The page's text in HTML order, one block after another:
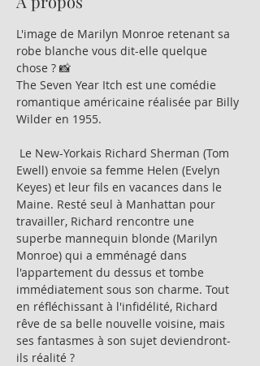
L'image de Marilyn Monroe retenant sa
robe blanche vous dit-elle quelque
chose ? 📸
The Seven Year Itch est une comédie
romantique américaine réalisée par Billy
Wilder en 1955.
Le New-Yorkais Richard Sherman (Tom
Ewell) envoie sa femme Helen (Evelyn
Keyes) et leur fils en vacances dans le
Maine. Resté seul à Manhattan pour
travailler, Richard rencontre une
superbe mannequin blonde (Marilyn
Monroe) qui a emménagé dans
l'appartement du dessus et tombe
immédiatement sous son charme. Tout
en réfléchissant à l'infidélité, Richard
rêve de sa belle nouvelle voisine, mais
ses fantasmes à son sujet deviendront-
ils réalité ?